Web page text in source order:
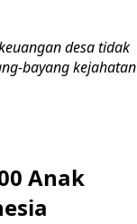
desa tidak
bayang kejahatan
Anak